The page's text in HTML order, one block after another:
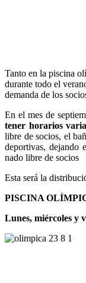
Tanto en la piscina
durante todo el
demanda de los
En el mes de
tener horarios
libre de socios, el
deportivas, dejando
nado libre de socios
Esta será la
PISCINA
Lunes, miércoles y